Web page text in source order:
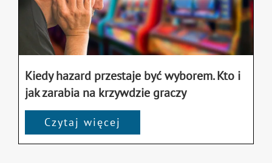
Kiedy hazard przestaje być wyborem. Kto i
jak zarabia na krzywdzie graczy
Czytaj więcej